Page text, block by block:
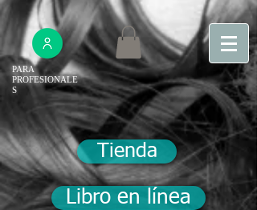
PARA
PROFESIONALE
S
Tienda
Libro en línea